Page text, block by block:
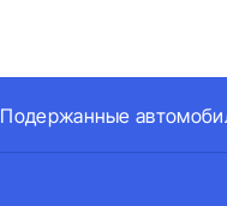
Подержанные